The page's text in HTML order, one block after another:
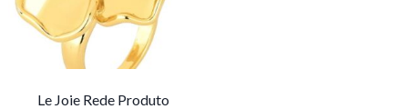
Le Joie Rede Produto